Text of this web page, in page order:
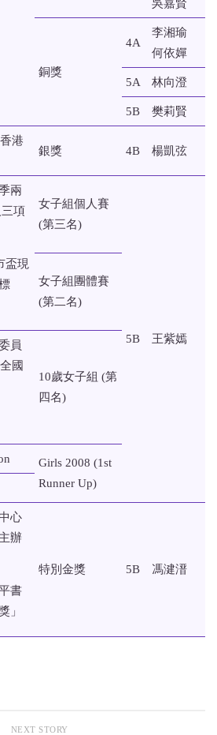
吳嘉賢
銅獎
4A
李湘瑜
何依嬋
5A 林向澄
5B 樊莉賢
港
銀獎 4B 楊凱弦
兩
項
盃現
女子組個人賽
(第三名)
5B 王紫嫣
女子組團體賽
(第二名)
員
國
10歲女子組 (第
四名)
Girls 2008 (1st
Runner Up)
心
辦
書
」
特別金獎 5B 馮湕溍
NEXT STORY